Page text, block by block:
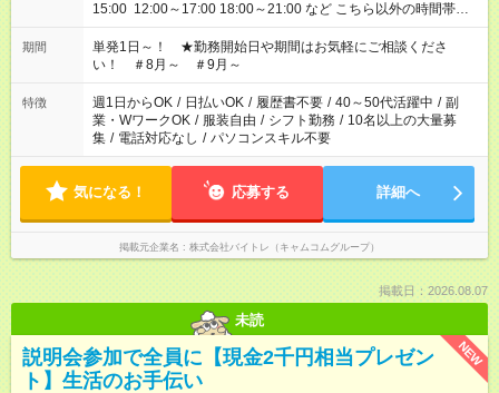
15:00 12:00～17:00 18:00～21:00 など こちら以外の時間帯も
お気軽にご相談ください！
期間
単発1日～！ ★勤務開始日や期間はお気軽にご相談くださ
い！ ＃8月～ ＃9月～
特徴 週1日からOK / 日払いOK / 履歴書不要 / 40～50代活躍中 / 副
業・WワークOK / 服装自由 / シフト勤務 / 10名以上の大量募
集 / 電話対応なし / パソコンスキル不要
気になる！ 応募する 詳細へ
掲載元企業名 株式会社バイトレ（キャムコムグループ）
掲載日：2026.08.07
未読
NEW
説明会参加で全員に【現金2千円相当プレゼン
ト】生活のお手伝い